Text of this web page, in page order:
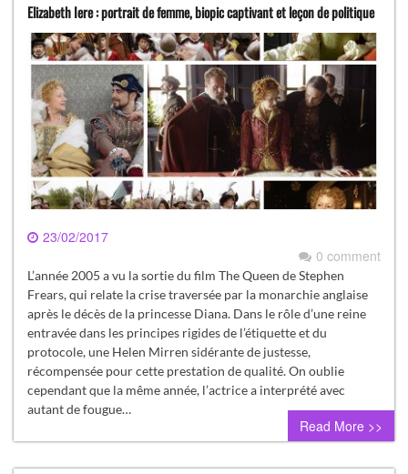
Elizabeth Iere : portrait de femme, biopic captivant et leçon de politique
23/02/2017
0 comment
L’année 2005 a vu la sortie du film The Queen de Stephen
Frears, qui relate la crise traversée par la monarchie anglaise
après le décès de la princesse Diana. Dans le rôle d’une reine
entravée dans les principes rigides de l’étiquette et du
protocole, une Helen Mirren sidérante de justesse,
récompensée pour cette prestation de qualité. On oublie
cependant que la même année, l’actrice a interprété avec
autant de fougue…
Read More >>